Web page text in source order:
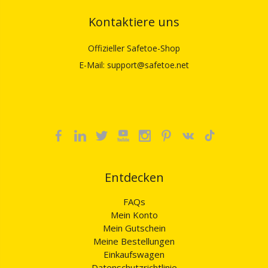
Kontaktiere uns
Offizieller Safetoe-Shop
E-Mail: support@safetoe.net
Entdecken
FAQs
Mein Konto
Mein Gutschein
Meine Bestellungen
Einkaufswagen